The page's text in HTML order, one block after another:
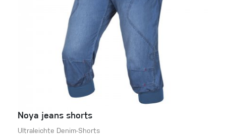
Noya jeans shorts
Ultraleichte Denim-Shorts